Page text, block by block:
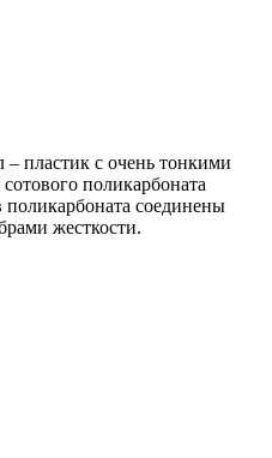
пластик с очень тонкими
поликарбоната
соединены
жесткости.